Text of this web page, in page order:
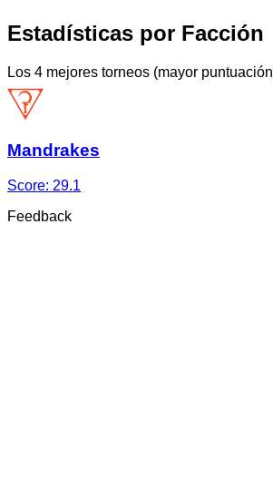
Estadísticas por Facción
Los 4 mejores torneos (mayor
Mandrakes
Score: 29.1
Feedback